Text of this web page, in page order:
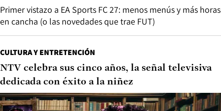
Primer vistazo a EA Sports FC 27: menos menús y más horas
en cancha (o las novedades que trae FUT)
CULTURA Y ENTRETENCIÓN
NTV celebra sus cinco años, la señal televisiva
dedicada con éxito a la niñez